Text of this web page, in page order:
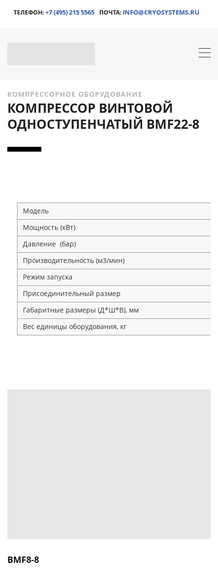
ТЕЛЕФОН:+7 (495) 215 5565 ПОЧТА: INFO@CRYOSYSTEMS.RU
КОМПРЕССОРНОЕ ОБОРУДОВАНИЕ
КОМПРЕССОР ВИНТОВОЙ
ОДНОСТУПЕНЧАТЫЙ BMF22-8
Модель
Мощность (кВт)
Давление (бар)
Производительность (м3/мин)
Режим запуска
Присоединительный размер
Габаритные размеры (Д*Ш*В), мм
Вес единицы оборудования, кг
BMF8-8